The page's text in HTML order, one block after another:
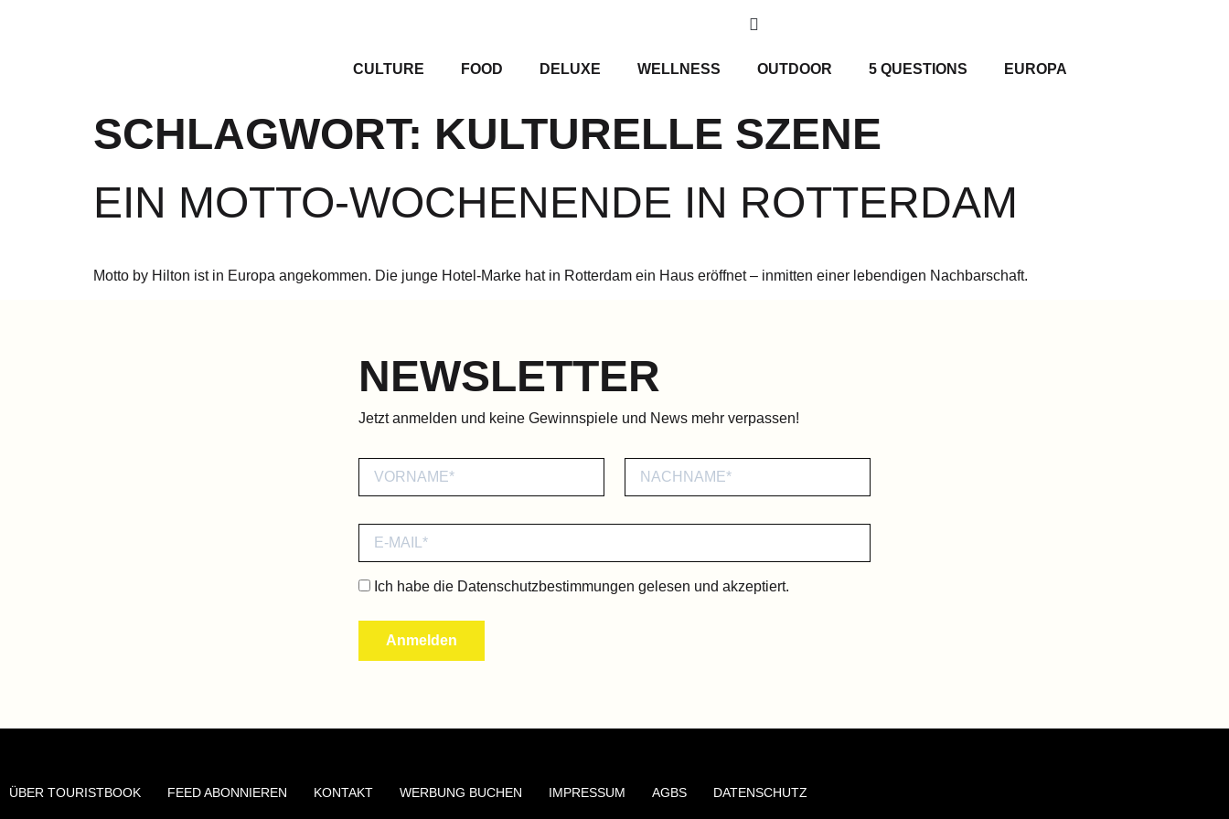
CULTURE FOOD DELUXE WELLNESS OUTDOOR 5 QUESTIONS EUROPA
SCHLAGWORT: KULTURELLE SZENE
EIN MOTTO-WOCHENENDE IN ROTTERDAM
Motto by Hilton ist in Europa angekommen. Die junge Hotel-Marke hat in Rotterdam ein Haus eröffnet – inmitten einer lebendigen Nachbarschaft.
NEWSLETTER
Jetzt anmelden und keine Gewinnspiele und News mehr verpassen!
Ich habe die Datenschutzbestimmungen gelesen und akzeptiert.
ÜBER TOURISTBOOK FEED ABONNIEREN KONTAKT WERBUNG BUCHEN IMPRESSUM AGBS DATENSCHUTZ